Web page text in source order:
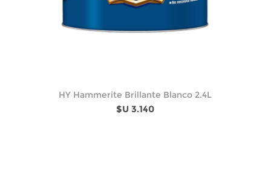
HY Hammerite Brillante Blanco 2.4L
$U 3.140